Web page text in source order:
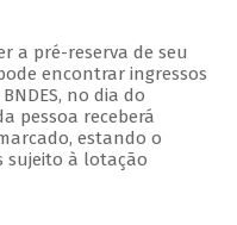
a pré-reserva de seu
encontrar ingressos
no dia do
pessoa receberá
estando o
sujeito à lotação